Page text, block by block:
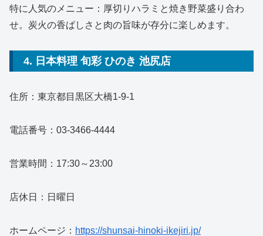
特に人気のメニュー：厚切りハラミと焼き野菜盛り合わ
せ。炭火の香ばしさと肉の旨味が存分に楽しめます。
4. 日本料理 旬彩 ひのき 池尻店
住所：東京都目黒区大橋1-9-1
電話番号：03-3466-4444
営業時間：17:30～23:00
店休日：日曜日
ホームページ： https://shunsai-hinoki-ikejiri.jp/